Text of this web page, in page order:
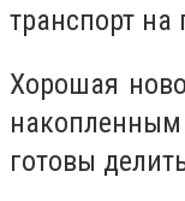
транспорт на
Хорошая
готовы